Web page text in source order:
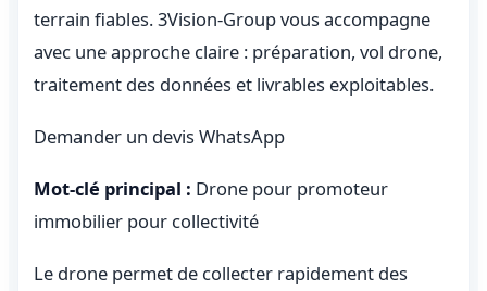
terrain fiables. 3Vision-Group vous accompagne
avec une approche claire : préparation, vol drone,
traitement des données et livrables exploitables.
Demander un devis WhatsApp
Mot-clé principal : Drone pour promoteur
immobilier pour collectivité
Le drone permet de collecter rapidement des